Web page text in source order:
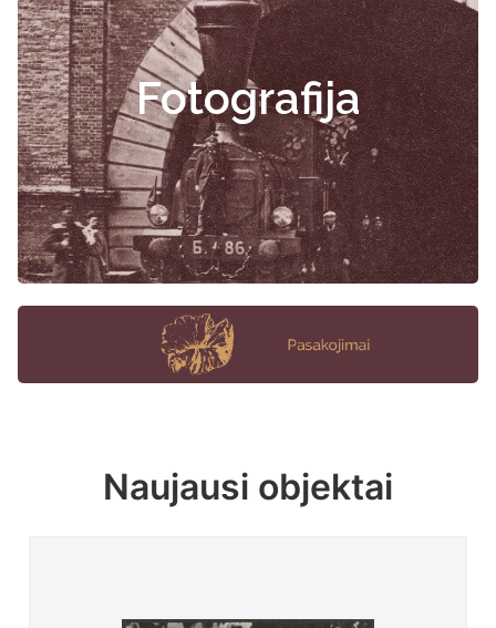
Fotografija
Naujausi objektai